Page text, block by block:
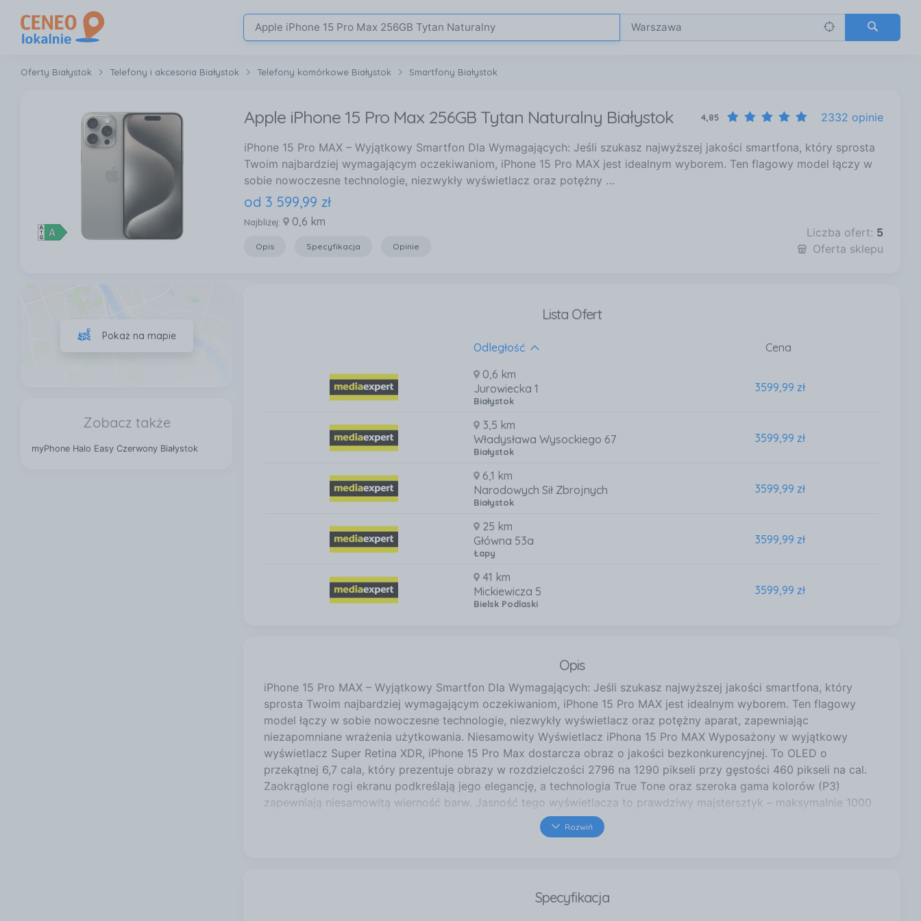
Oferty Białystok Telefony i akcesoria Białystok Telefony komórkowe Białystok Smartfony Białystok
Apple iPhone 15 Pro Max 256GB Tytan Naturalny Białystok 4,85 2332 opinie
iPhone 15 Pro MAX – Wyjątkowy Smartfon Dla Wymagających: Jeśli szukasz najwyższej jakości smartfona, który sprosta
Twoim najbardziej wymagającym oczekiwaniom, iPhone 15 Pro MAX jest idealnym wyborem. Ten flagowy model łączy w
sobie nowoczesne technologie, niezwykły wyświetlacz oraz potężny …
od 3 599,99 zł
Najbliżej: 0,6 km
Opis Specyfikacja Opinie
Liczba ofert: 5
Oferta sklepu
Lista Ofert
Odległość
Cena
0,6 km
Jurowiecka 1
Białystok
3599,99 zł
3,5 km
Władysława Wysockiego 67
Białystok
3599,99 zł
6,1 km
Narodowych Sił Zbrojnych
Białystok
3599,99 zł
25 km
Główna 53a
Łapy
3599,99 zł
41 km
Mickiewicza 5
Bielsk Podlaski
3599,99 zł
Opis
iPhone 15 Pro MAX – Wyjątkowy Smartfon Dla Wymagających: Jeśli szukasz najwyższej jakości smartfona, który
sprosta Twoim najbardziej wymagającym oczekiwaniom, iPhone 15 Pro MAX jest idealnym wyborem. Ten flagowy
model łączy w sobie nowoczesne technologie, niezwykły wyświetlacz oraz potężny aparat, zapewniając
niezapomniane wrażenia użytkowania. Niesamowity Wyświetlacz iPhona 15 Pro MAX Wyposażony w wyjątkowy
wyświetlacz Super Retina XDR, iPhone 15 Pro Max dostarcza obraz o jakości bezkonkurencyjnej. To OLED o
przekątnej 6,7 cala, który prezentuje obrazy w rozdzielczości 2796 na 1290 pikseli przy gęstości 460 pikseli na cal.
Zaokrąglone rogi ekranu podkreślają jego elegancję, a technologia True Tone oraz szeroka gama kolorów (P3)
zapewniają niesamowitą wierność barw. Jasność tego wyświetlacza to prawdziwy majstersztyk – maksymalnie 1000
nitów (typowo), z możliwością osiągnięcia aż 1600 nitów w trybie HDR i 2000 nitów na zewnątrz w jasnym słońcu.
Technologia ProMotion dostosowuje częstotliwość odświeżania do 120 Hz, co zapewnia niesamowitą płynność i
operacyjnych na świecie. iPhone 15 Pro MAX to zdecydowanie flagowy model, który spełnia oczekiwania najbardziej
Rozwiń
Specyfikacja
Pokaż na mapie
Zobacz także
myPhone Halo Easy Czerwony Białystok